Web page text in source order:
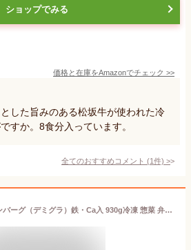
ショップでみる
価格と在庫をAmazonでチェック >>
した旨みのある松坂牛が使われた冷
すか。8食分入っています。
全てのおすすめコメント (1件) >
サンホーム ミニハンバーグ（デミグラ）鉄・Ca入 930g冷凍 惣菜 弁当 小さめ 洋食 肉 朝食 宿泊 おかず ひとくちサイズ デミグラスソース 自然解凍 ボイル 栄養 業務用 家庭用 大容量 お買い得 まとめ買い